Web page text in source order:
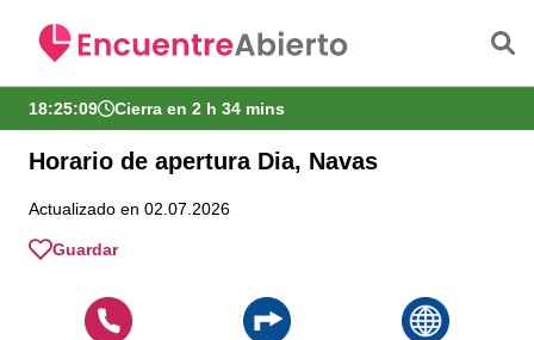
18:25:09 Cierra en 2 h 34 mins
Horario de apertura Dia, Navas
Actualizado en 02.07.2026
Guardar